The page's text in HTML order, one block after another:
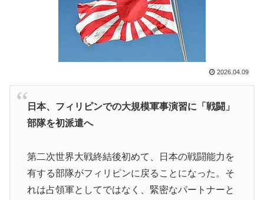
ヨーロッパ全土から不満の声
【韓国の反応】また日本が竹島の領有権を主張してきた
ぞ → 「この話題は永遠に終わらないな」「日本政府の
支持率が落ちてきた時点でこの手のニュースが出るのは
日本旅行キャンセルすべきか…1万年ぶり史上最大級の
火山の兆し＝韓国の反応
▶ 韓国人「この夏、韓国人が東京へ行くしかない理由がこ
ﾌﾞﾙ」＝韓国の反応
▶ ワイ「飯食う前にうんちしたろ！（ﾌﾞﾘｯw）」
▶ 韓国人「とある日本の飲食店で、韓国人店員が韓国人団
2026.04.09
日本、フィリピンでの大規模軍事演習に「戦闘」
部隊を初派遣へ
第二次世界大戦終結後初めて、日本の戦闘能力を
有する部隊がフィリピンに戻ることになった。そ
れは占領軍としてではなく、緊密なパートナーと